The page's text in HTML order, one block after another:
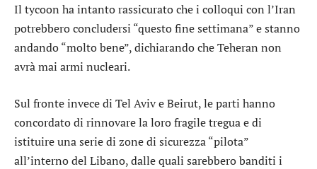
Il tycoon ha intanto rassicurato che i colloqui con l’Iran
potrebbero concludersi “questo fine settimana” e stanno
andando “molto bene”, dichiarando che Teheran non
avrà mai armi nucleari.
Sul fronte invece di Tel Aviv e Beirut, le parti hanno
concordato di rinnovare la loro fragile tregua e di
istituire una serie di zone di sicurezza “pilota”
all’interno del Libano, dalle quali sarebbero banditi i